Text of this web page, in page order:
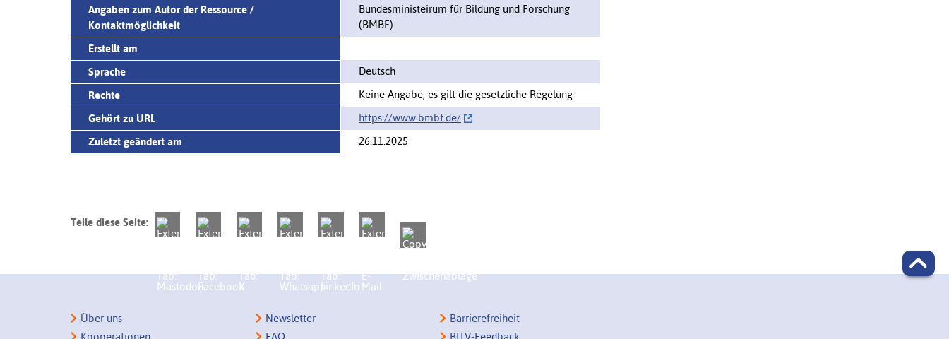
Angaben zum Autor der Ressource /
Kontaktmöglichkeit
Bundesministeirum für Bildung und Forschung
(BMBF)
Erstellt am
Sprache
Deutsch
Rechte
Keine Angabe, es gilt die gesetzliche Regelung
Gehört zu URL
https://www.bmbf.de/‌
Zuletzt geändert am
26.11.2025
Teile diese Seite:
Über uns
Kooperationen
Newsletter
FAQ
Barrierefreiheit
BITV-Feedback